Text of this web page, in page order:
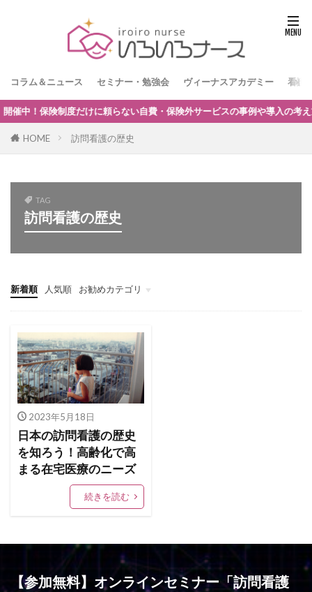
コラム＆ニュース セミナー・勉強会 ヴィーナスアカデミー 看護
度だけに頼らない自費・保険外サービスの事例や導入の考え方を解説
HOME 訪問看護の歴史
TAG
訪問看護の歴史
新着順 人気順 お勧めカテゴリ
看護師独立インタビュー
看護師の独立起業
訪問看護師のマネジメント
訪問看護師の採用
訪問看護とナーシングホーム
2023年5月18日
日本の訪問看護の歴史
を知ろう！高齢化で高
まる在宅医療のニーズ
続きを読む
【参加無料】オンラインセミナー「訪問看護